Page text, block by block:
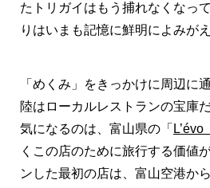
たトリガイはもう捕れなくなっ
りはいまも記憶に鮮明によみがえ
「めくみ」をきっかけに周辺に
陸はローカルレストランの宝庫
気になるのは、富山県の「 L’évo
くこの店のために旅行する価値
ンした最初の店は、富山空港か